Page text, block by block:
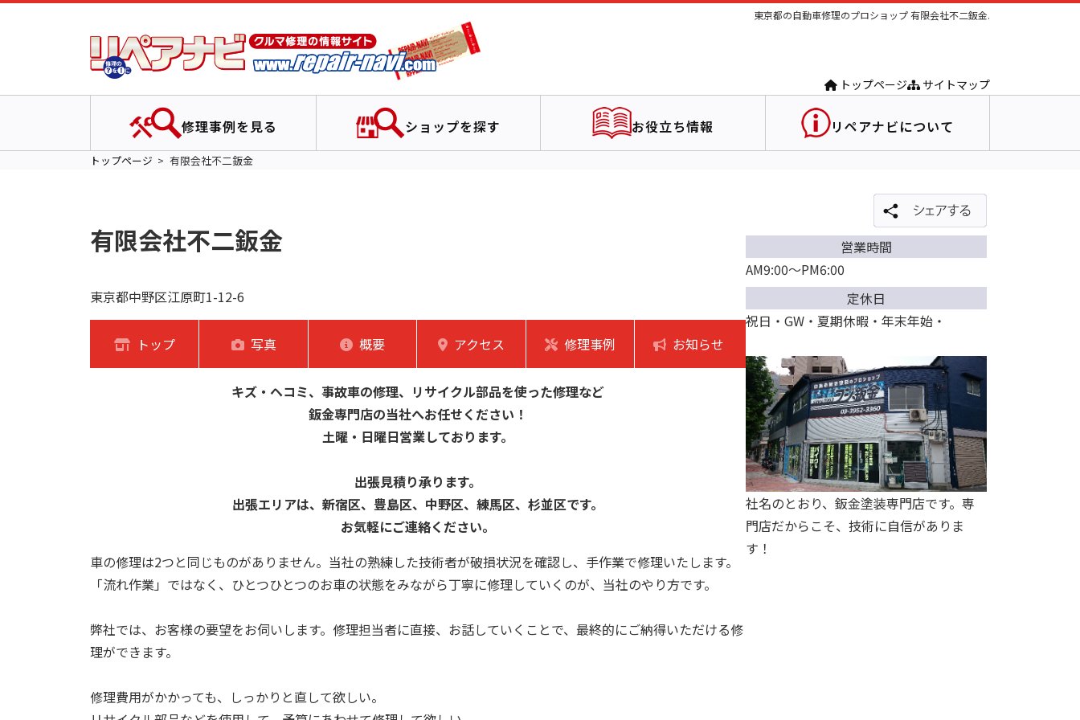
東京都の自動車修理のプロショップ 有限会社不二鈑金.
トップページ サイトマップ
修理事例を見る ショップを探す お役立ち情報 リペアナビについて
トップページ 有限会社不二鈑金
有限会社不二鈑金
東京都中野区江原町1-12-6
トップ 写真 概要 アクセス 修理事例 お知らせ
キズ・ヘコミ、事故車の修理、リサイクル部品を使った修理など
鈑金専門店の当社へお任せください！
土曜・日曜日営業しております。
出張見積り承ります。
出張エリアは、新宿区、豊島区、中野区、練馬区、杉並区です。
お気軽にご連絡ください。
車の修理は2つと同じものがありません。当社の熟練した技術者が破損状況を確認し、手作業で修理いたします。
「流れ作業」ではなく、ひとつひとつのお車の状態をみながら丁寧に修理していくのが、当社のやり方です。
弊社では、お客様の要望をお伺いします。修理担当者に直接、お話していくことで、最終的にご納得いただける修
理ができます。
修理費用がかかっても、しっかりと直して欲しい。
営業時間
AM9:00～PM6:00
定休日
祝日・GW・夏期休暇・年末年始・
社名のとおり、鈑金塗装専門店です。専
門店だからこそ、技術に自信がありま
す！